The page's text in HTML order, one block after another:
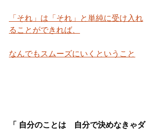
「それ」は「それ」と単純に受け入れ
ることができれば、
なんでもスムーズにいくということ
「 自分のことは　自分で決めなきゃダ